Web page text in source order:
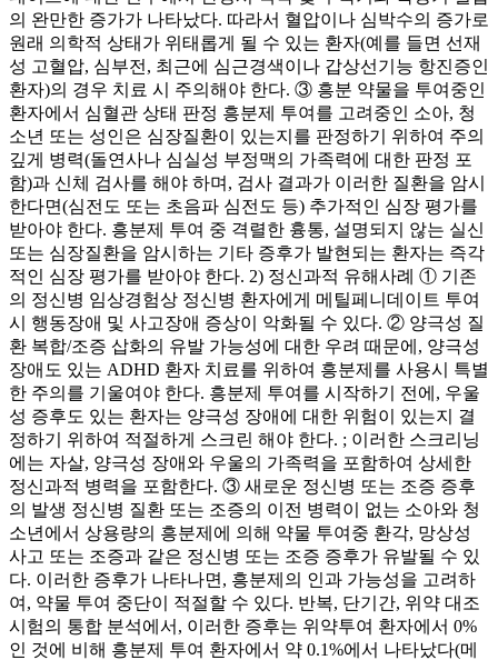
의 완만한 증가가 나타났다. 따라서 혈압이나 심박수의 증가로
원래 의학적 상태가 위태롭게 될 수 있는 환자(예를 들면 선재
성 고혈압, 심부전, 최근에 심근경색이나 갑상선기능 항진증인
환자)의 경우 치료 시 주의해야 한다. ③ 흥분 약물을 투여중인
환자에서 심혈관 상태 판정 흥분제 투여를 고려중인 소아, 청
소년 또는 성인은 심장질환이 있는지를 판정하기 위하여 주의
깊게 병력(돌연사나 심실성 부정맥의 가족력에 대한 판정 포
함)과 신체 검사를 해야 하며, 검사 결과가 이러한 질환을 암시
한다면(심전도 또는 초음파 심전도 등) 추가적인 심장 평가를
받아야 한다. 흥분제 투여 중 격렬한 흉통, 설명되지 않는 실신
또는 심장질환을 암시하는 기타 증후가 발현되는 환자는 즉각
적인 심장 평가를 받아야 한다. 2) 정신과적 유해사례 ① 기존
의 정신병 임상경험상 정신병 환자에게 메틸페니데이트 투여
시 행동장애 및 사고장애 증상이 악화될 수 있다. ② 양극성 질
환 복합/조증 삽화의 유발 가능성에 대한 우려 때문에, 양극성
장애도 있는 ADHD 환자 치료를 위하여 흥분제를 사용시 특별
한 주의를 기울여야 한다. 흥분제 투여를 시작하기 전에, 우울
성 증후도 있는 환자는 양극성 장애에 대한 위험이 있는지 결
정하기 위하여 적절하게 스크린 해야 한다. ; 이러한 스크리닝
에는 자살, 양극성 장애와 우울의 가족력을 포함하여 상세한
정신과적 병력을 포함한다. ③ 새로운 정신병 또는 조증 증후
의 발생 정신병 질환 또는 조증의 이전 병력이 없는 소아와 청
소년에서 상용량의 흥분제에 의해 약물 투여중 환각, 망상성
사고 또는 조증과 같은 정신병 또는 조증 증후가 유발될 수 있
다. 이러한 증후가 나타나면, 흥분제의 인과 가능성을 고려하
여, 약물 투여 중단이 적절할 수 있다. 반복, 단기간, 위약 대조
시험의 통합 분석에서, 이러한 증후는 위약투여 환자에서 0%
인 것에 비해 흥분제 투여 환자에서 약 0.1%에서 나타났다(메